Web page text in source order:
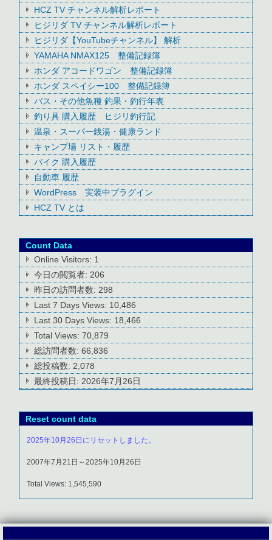
HCZ TV チャンネル解析レポート
ヒジリダ TV チャンネル解析レポート
ヒジリダ【YouTubeチャンネル】 解析
YAMAHA NMAX125 整備記録簿
ホンダ アコードワゴン 整備記録簿
ホンダ スペイシー100 整備記録簿
バス・その他魚種 釣果・釣行年表
釣り具 購入履歴 ヒジリ釣行記
温泉・スーパー銭湯・健康ランド
キャンプ場 リスト・履歴
バイク 購入履歴
自動車 履歴
WordPress 実装中プラグイン
HCZ TV とは
Count Data
Online Visitors: 1
今日の閲覧者: 206
昨日の訪問者数: 298
Last 7 Days Views: 10,486
Last 30 Days Views: 18,466
Total Views:70,879
総訪問者数:66,836
総投稿数: 2,078
最終投稿日: 2026年7月26日
Reset count data
2025年10月26日にリセットしました。
2007年7月21日～2025年10月26日
Total Views: 1,545,590